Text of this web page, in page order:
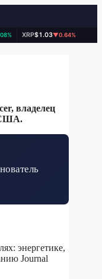
XRP$1.03▼0.64%
владелец
США.
энергетике,
Journal